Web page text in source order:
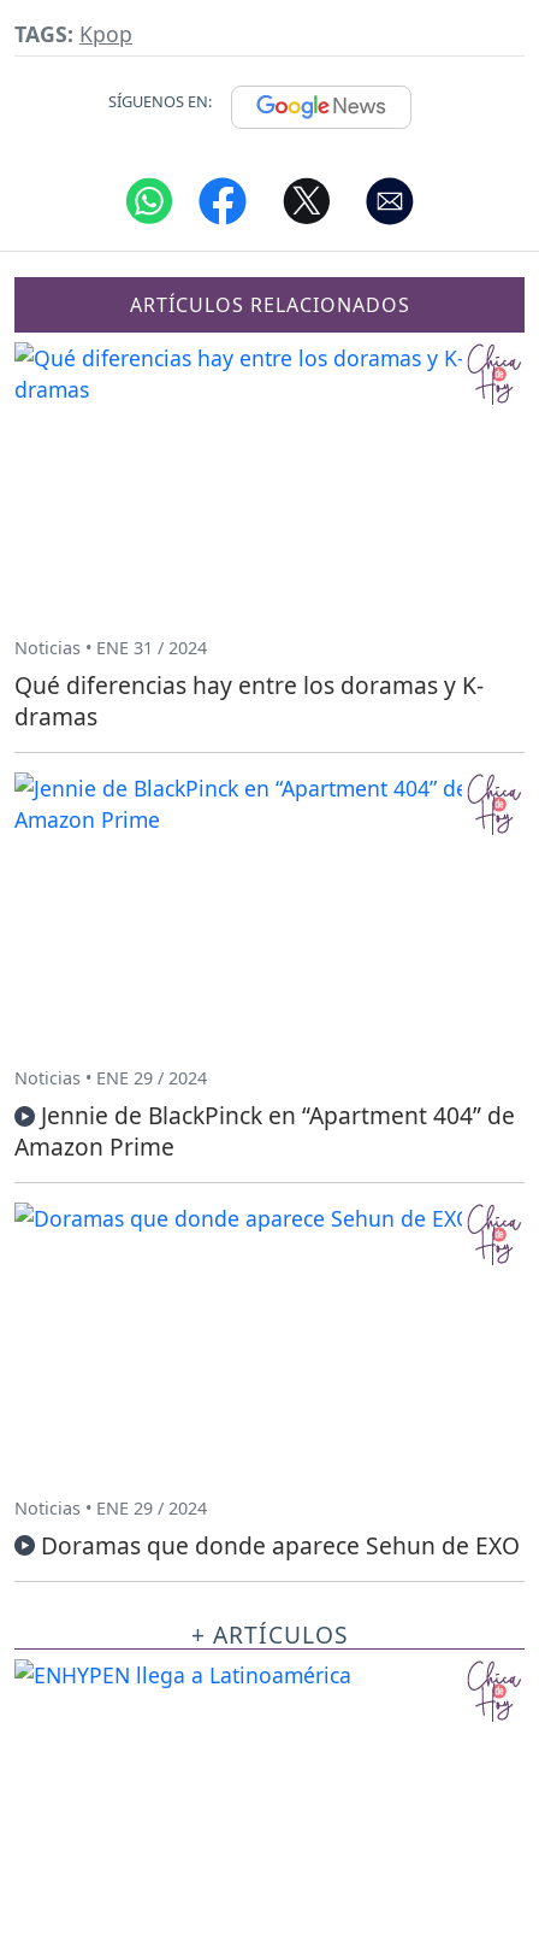
TAGS: Kpop
SÍGUENOS EN:
ARTÍCULOS RELACIONADOS
Noticias • ENE 31 / 2024
Qué diferencias hay entre los doramas y K-
dramas
Noticias • ENE 29 / 2024
Jennie de BlackPinck en “Apartment 404” de
Amazon Prime
Noticias • ENE 29 / 2024
Doramas que donde aparece Sehun de EXO
+ ARTÍCULOS